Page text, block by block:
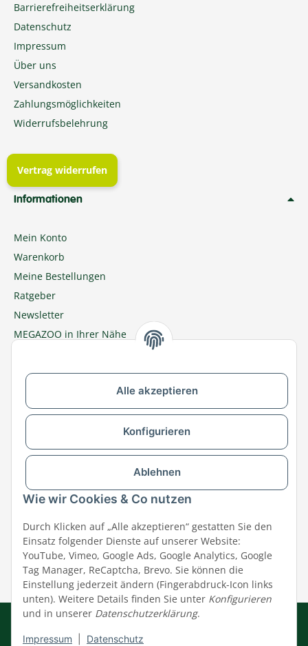
Alle akzeptieren
Konfigurieren
Ablehnen
Wie wir Cookies & Co nutzen
Durch Klicken auf „Alle akzeptieren“ gestatten Sie den
Einsatz folgender Dienste auf unserer Website:
YouTube, Vimeo, Google Ads, Google Analytics, Google
Tag Manager, ReCaptcha, Brevo. Sie können die
Einstellung jederzeit ändern (Fingerabdruck-Icon links
unten). Weitere Details finden Sie unter Konfigurieren
und in unserer Datenschutzerklärung.
Impressum Datenschutz
Barrierefreiheitserklärung
Datenschutz
Impressum
Über uns
Versandkosten
Zahlungsmöglichkeiten
Widerrufsbelehrung
Vertrag widerrufen
Informationen
Mein Konto
Warenkorb
Meine Bestellungen
Ratgeber
Newsletter
MEGAZOO in Ihrer Nähe
Zu MEGAZOO-nord.de wechseln
Versandpartner & Zahlungsmöglichkeiten
Impressum|AGB|Datenschutz
© MEGAZOO Alpha GmbH